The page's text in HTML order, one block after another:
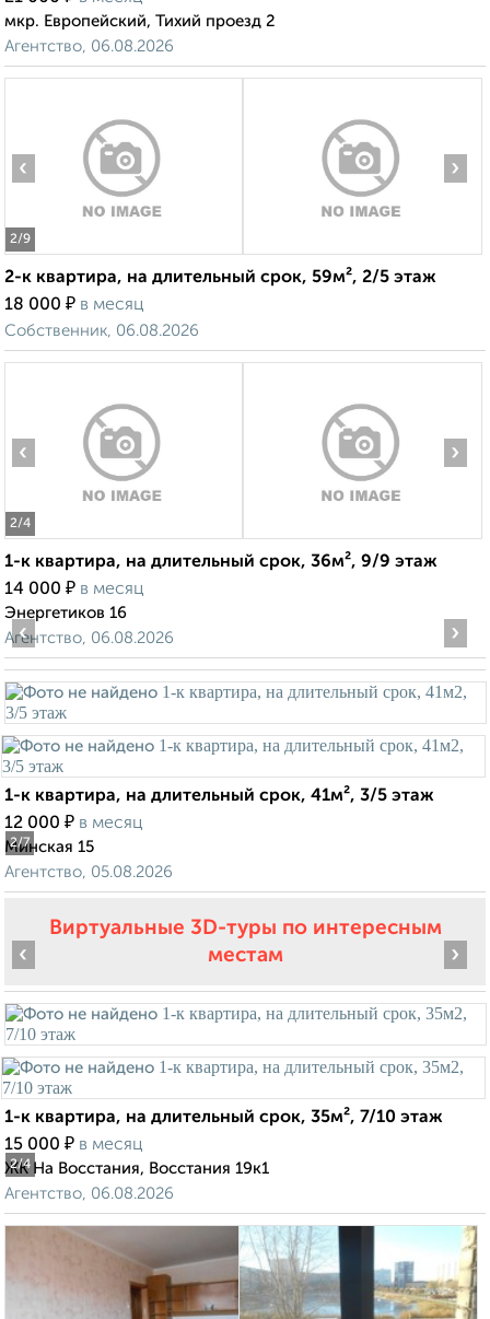
мкр. Европейский, Тихий проезд 2
Агентство, 06.08.2026
2/9
‹ ›
2-к квартира, на длительный срок, 59м², 2/5 этаж
18 000 ₽ в месяц
Собственник, 06.08.2026
2/4
‹ ›
1-к квартира, на длительный срок, 36м², 9/9 этаж
14 000 ₽ в месяц
Энергетиков 16
Агентство, 06.08.2026
2/7
‹ ›
1-к квартира, на длительный срок, 41м², 3/5 этаж
12 000 ₽ в месяц
Минская 15
Агентство, 05.08.2026
Виртуальные 3D-туры по интересным
местам
2/4
‹ ›
1-к квартира, на длительный срок, 35м², 7/10 этаж
15 000 ₽ в месяц
ЖК На Восстания, Восстания 19к1
Агентство, 06.08.2026